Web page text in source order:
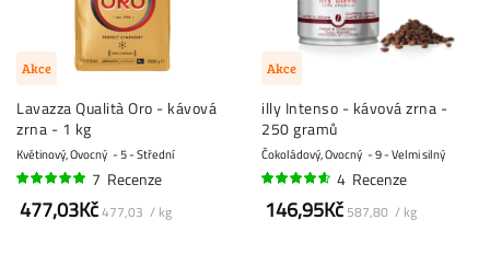
Akce
Lavazza Qualità Oro - kávová
zrna - 1 kg
Květinový, Ovocný 5 - Střední
7 Recenze
477,03Kč477,03 / kg
Akce
illy Intenso - kávová zrna -
250 gramů
Čokoládový, Ovocný 9 - Velmi silný
4 Recenze
146,95Kč 587,80 / kg